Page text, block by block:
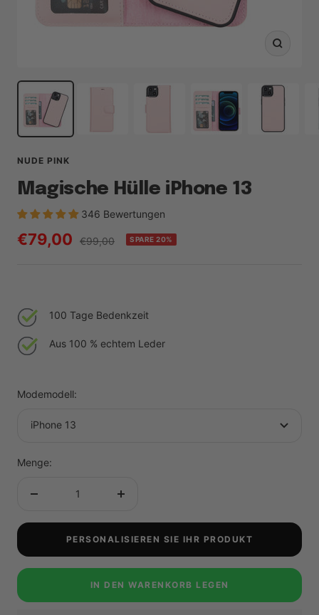
Zoom
NUDE PINK
Magische Hülle iPhone 13
346 Bewertungen
Angebotspreis
€79,00
Regulärer
€99,00 SPARE 20%
100 Tage Bedenkzeit
Aus 100 % echtem Leder
Modemodell:
iPhone 13
Menge:
Menge
PERSONALISIEREN SIE IHR PRODUKT
IN DEN WARENKORB LEGEN